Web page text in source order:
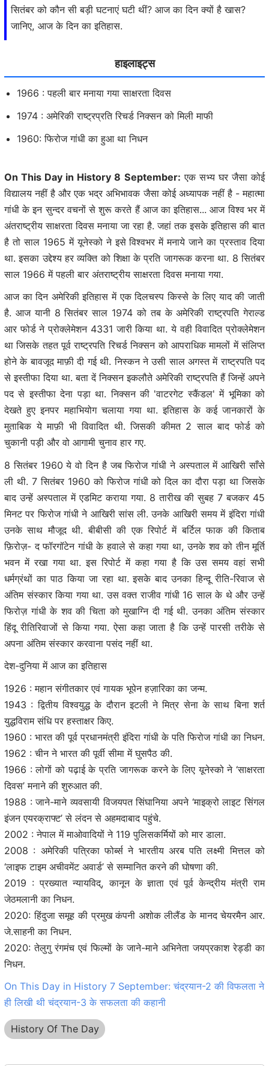
सितंबर को कौन सी बड़ी घटनाएं घटी थीं? आज का दिन क्यों है खास?
जानिए, आज के दिन का इतिहास.
हाइलाइट्स
1966 : पहली बार मनाया गया साक्षरता दिवस
1974 : अमेरिकी राष्ट्रप्रति रिचर्ड निक्सन को मिली माफी
1960: फिरोज गांधी का हुआ था निधन
On This Day in History 8 September: एक सभ्य घर जैसा कोई
विद्यालय नहीं है और एक भद्र अभिभावक जैसा कोई अध्यापक नहीं है - महात्मा
गांधी के इन सुन्दर वचनों से शुरू करते हैं आज का इतिहास... आज विश्व भर में
अंतराष्ट्रीय साक्षरता दिवस मनाया जा रहा है. जहां तक इसके इतिहास की बात
है तो साल 1965 में यूनेस्को ने इसे विश्वभर में मनाये जाने का प्रस्ताव दिया
था. इसका उद्देश्य हर व्यक्ति को शिक्षा के प्रति जागरूक करना था. 8 सितंबर
साल 1966 में पहली बार अंतराष्ट्रीय साक्षरता दिवस मनाया गया.
आज का दिन अमेरिकी इतिहास में एक दिलचस्प किस्से के लिए याद की जाती
है. आज यानी 8 सितंबर साल 1974 को तब के अमेरिकी राष्ट्रपति गेराल्ड
आर फोर्ड ने प्रोक्लेमेशन 4331 जारी किया था. ये वही विवादित प्रोक्लेमेशन
था जिसके तहत पूर्व राष्ट्रपति रिचर्ड निक्सन को आपराधिक मामलों में संलिप्त
होने के बावजूद माफ़ी दी गई थी. निस्कन ने उसी साल अगस्त में राष्ट्रपति पद
से इस्तीफा दिया था. बता दें निक्सन इकलौते अमेरिकी राष्ट्रपति हैं जिन्हें अपने
पद से इस्तीफा देना पड़ा था. निक्सन की 'वाटरगेट स्कैंडल' में भूमिका को
देखते हुए इनपर महाभियोग चलाया गया था. इतिहास के कई जानकारों के
मुताबिक ये माफ़ी भी विवादित थी. जिसकी कीमत 2 साल बाद फोर्ड को
चुकानी पड़ी और वो आगामी चुनाव हार गए.
8 सितंबर 1960 ये वो दिन है जब फिरोज गांधी ने अस्पताल में आखिरी साँसे
ली थी. 7 सितंबर 1960 को फिरोज गांधी को दिल का दौरा पड़ा था जिसके
बाद उन्हें अस्पताल में एडमिट कराया गया. 8 तारीख की सुबह 7 बजकर 45
मिनट पर फिरोज गांधी ने आखिरी सांस ली. उनके आखिरी समय में इंदिरा गांधी
उनके साथ मौजूद थी. बीबीसी की एक रिपोर्ट में बर्टिल फाक की किताब
फ़िरोज़- द फॉरगॉटेन गांधी के हवाले से कहा गया था, उनके शव को तीन मूर्ति
भवन में रखा गया था. इस रिपोर्ट में कहा गया है कि उस समय वहां सभी
धर्मग्रंथों का पाठ किया जा रहा था. इसके बाद उनका हिन्दू रीति-रिवाज से
अंतिम संस्कार किया गया था. उस वक्त राजीव गांधी 16 साल के थे और उन्हें
फिरोज़ गांधी के शव की चिता को मुखाग्नि दी गई थी. उनका अंतिम संस्कार
हिंदू रीतिरिवाजों से किया गया. ऐसा कहा जाता है कि उन्हें पारसी तरीके से
अपना अंतिम संस्कार करवाना पसंद नहीं था.
देश-दुनिया में आज का इतिहास
1926 : महान संगीतकार एवं गायक भूपेन हज़ारिका का जन्म.
1943 : द्वितीय विश्वयुद्ध के दौरान इटली ने मित्र सेना के साथ बिना शर्त
युद्धविराम संधि पर हस्ताक्षर किए.
1960 : भारत की पूर्व प्रधानमंत्री इंदिरा गांधी के पति फिरोज गांधी का निधन.
1962 : चीन ने भारत की पूर्वी सीमा में घुसपैठ की.
1966 : लोगों को पढ़ाई के प्रति जागरूक करने के लिए यूनेस्को ने ‘साक्षरता
दिवस’ मनाने की शुरुआत की.
1988 : जाने-माने व्यवसायी विजयपत सिंघानिया अपने ‘माइक्रो लाइट सिंगल
इंजन एयरक्राफ्ट’ से लंदन से अहमदाबाद पहुंचे.
2002 : नेपाल में माओवादियों ने 119 पुलिसकर्मियों को मार डाला.
2008 : अमेरिकी पत्रिका फोर्ब्स ने भारतीय अरब पति लक्ष्मी मित्तल को
‘लाइफ टाइम अचीवमेंट अवार्ड’ से सम्मानित करने की घोषणा की.
2019 : प्रख्यात न्यायविद्, कानून के ज्ञाता एवं पूर्व केन्द्रीय मंत्री राम
जेठमलानी का निधन.
2020: हिंदुजा समूह की प्रमुख कंपनी अशोक लीलैंड के मानद चेयरमैन आर.
जे.साहनी का निधन.
2020: तेलुगु रंगमंच एवं फिल्मों के जाने-माने अभिनेता जयप्रकाश रेड्डी का
निधन.
On This Day in History 7 September: चंद्रयान-2 की विफलता ने
ही लिखी थी चंद्रयान-3 के सफलता की कहानी
History Of The Day